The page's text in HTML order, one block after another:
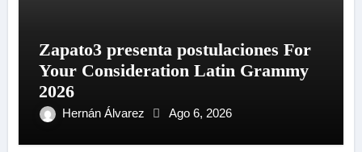
Zapato3 presenta postulaciones For
Your Consideration Latin Grammy
2026
Hernán Álvarez Ago 6, 2026